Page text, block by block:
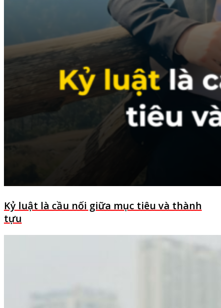
Kỷ luật là cầu nối giữa mục tiêu và thành
tựu